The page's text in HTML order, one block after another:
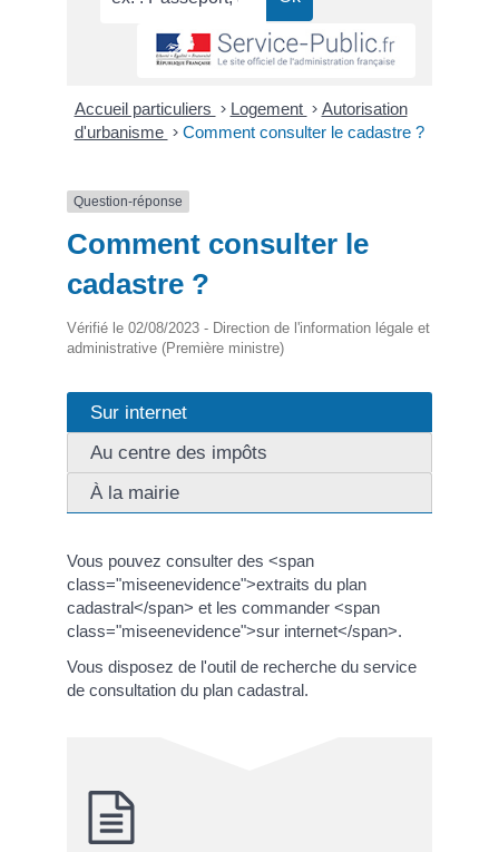
Accueil particuliers > Logement > Autorisation
d'urbanisme > Comment consulter le cadastre ?
Question-réponse
Comment consulter le
cadastre ?
Vérifié le 02/08/2023 - Direction de l'information légale et
administrative (Première ministre)
Sur internet
Au centre des impôts
À la mairie
Vous pouvez consulter des <span
class="miseenevidence">extraits du plan
cadastral</span> et les commander <span
class="miseenevidence">sur internet</span>.
Vous disposez de l'outil de recherche du service
de consultation du plan cadastral.